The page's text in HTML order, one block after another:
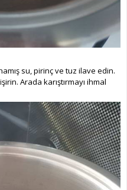
su, pirinç ve tuz ilave edin.
Arada karıştırmayı ihmal